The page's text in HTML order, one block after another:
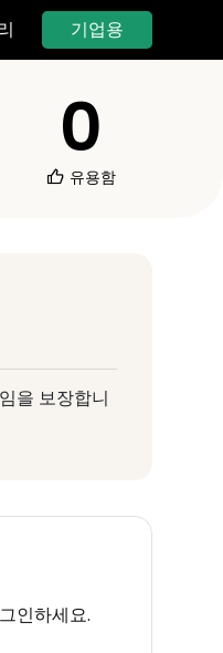
기업용
0
유용함
을 보장합니
인하세요.